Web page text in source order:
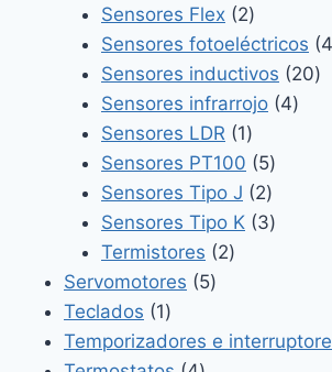
Sensores Flex 22
Sensores fotoeléctricos 4
Sensores inductivos 2020
Sensores infrarrojo 44
Sensores LDR 11
producto
Sensores PT100 55
Sensores Tipo J 22
Sensores Tipo K 33
Termistores 22
Servomotores 55
Teclados 11
producto
Temporizadores e